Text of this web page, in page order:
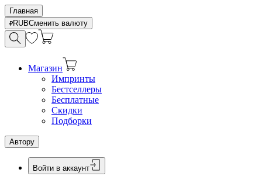
Главная
RUBСменить валюту
Магазин
Импринты
Бестселлеры
Бесплатные
Скидки
Подборки
Автору
Войти в аккаунт